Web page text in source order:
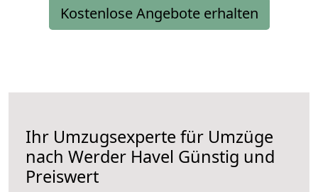
Kostenlose Angebote erhalten
Ihr Umzugsexperte für Umzüge
nach Werder Havel Günstig und
Preiswert